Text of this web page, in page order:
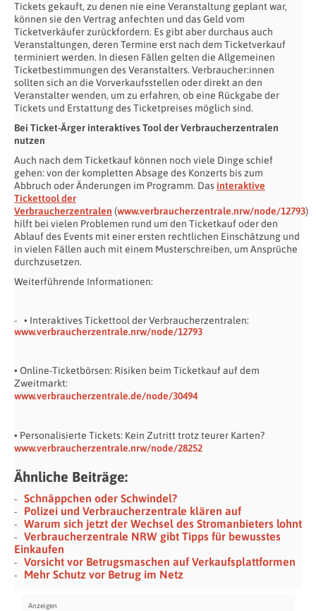
Tickets gekauft, zu denen nie eine Veranstaltung geplant war,
können sie den Vertrag anfechten und das Geld vom
Ticketverkäufer zurückfordern. Es gibt aber durchaus auch
Veranstaltungen, deren Termine erst nach dem Ticketverkauf
terminiert werden. In diesen Fällen gelten die Allgemeinen
Ticketbestimmungen des Veranstalters. Verbraucher:innen
sollten sich an die Vorverkaufsstellen oder direkt an den
Veranstalter wenden, um zu erfahren, ob eine Rückgabe der
Tickets und Erstattung des Ticketpreises möglich sind.
Bei Ticket-Ärger interaktives Tool der Verbraucherzentralen
nutzen
Auch nach dem Ticketkauf können noch viele Dinge schief
gehen: von der kompletten Absage des Konzerts bis zum
Abbruch oder Änderungen im Programm. Das interaktive
Tickettool der
Verbraucherzentralen (www.verbraucherzentrale.nrw/node/12793)
hilft bei vielen Problemen rund um den Ticketkauf oder den
Ablauf des Events mit einer ersten rechtlichen Einschätzung und
in vielen Fällen auch mit einem Musterschreiben, um Ansprüche
durchzusetzen.
Weiterführende Informationen:
• Interaktives Tickettool der Verbraucherzentralen:
www.verbraucherzentrale.nrw/node/12793
• Online-Ticketbörsen: Risiken beim Ticketkauf auf dem
Zweitmarkt:
www.verbraucherzentrale.de/node/30494
• Personalisierte Tickets: Kein Zutritt trotz teurer Karten?
www.verbraucherzentrale.nrw/node/28252
Ähnliche Beiträge:
Schnäppchen oder Schwindel?
Polizei und Verbraucherzentrale klären auf
Warum sich jetzt der Wechsel des Stromanbieters lohnt
Verbraucherzentrale NRW gibt Tipps für bewusstes
Einkaufen
Vorsicht vor Betrugsmaschen auf Verkaufsplattformen
Mehr Schutz vor Betrug im Netz